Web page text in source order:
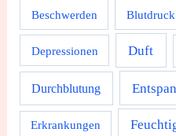
Beschwerden Blutdruck
Depressionen Duft
Durchblutung
Erkrankungen